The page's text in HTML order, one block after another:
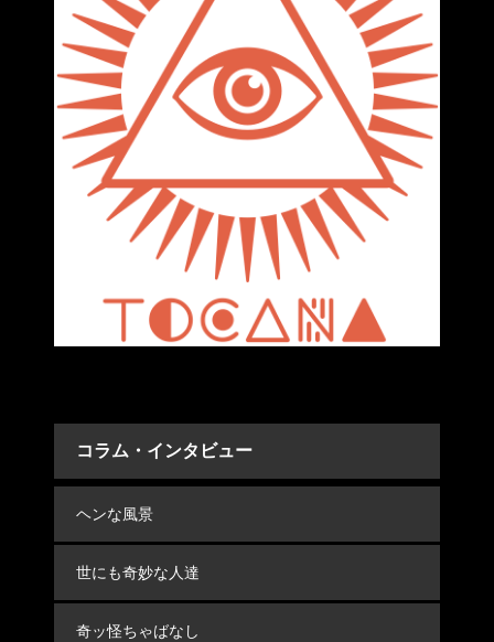
コラム・インタビュー
ヘンな風景
世にも奇妙な人達
奇ッ怪ちゃばなし